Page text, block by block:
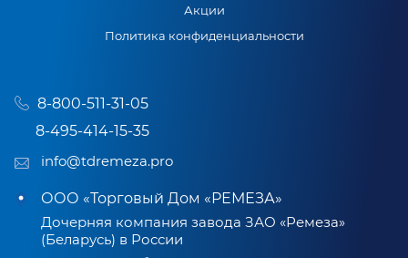
Акции
Политика конфиденциальности
8-800-511-31-05
8-495-414-15-35
info@tdremeza.pro
ООО «Торговый Дом «РЕМЕЗА»
Дочерняя компания завода ЗАО «Ремеза»
(Беларусь) в России